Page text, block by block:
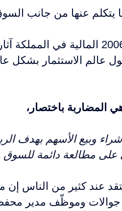
عنها من جانب السوق
لكن لأزمة 2006 المالية
عالم الاستثمار بشكل
باختصار،
وبيع الأسهم بهدف
مطالعة دائمة للسوق
وموظّف مدير